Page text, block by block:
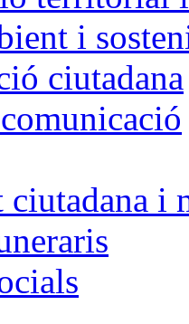
i
ciutadana
ciutadana i